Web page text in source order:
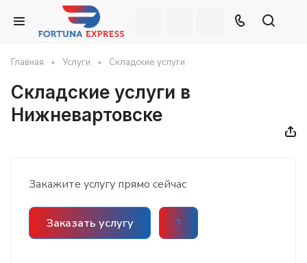
Главная Услуги Складские услуги
Складские услуги в
Нижневартовске
Закажите услугу прямо сейчас
Заказать услугу ?